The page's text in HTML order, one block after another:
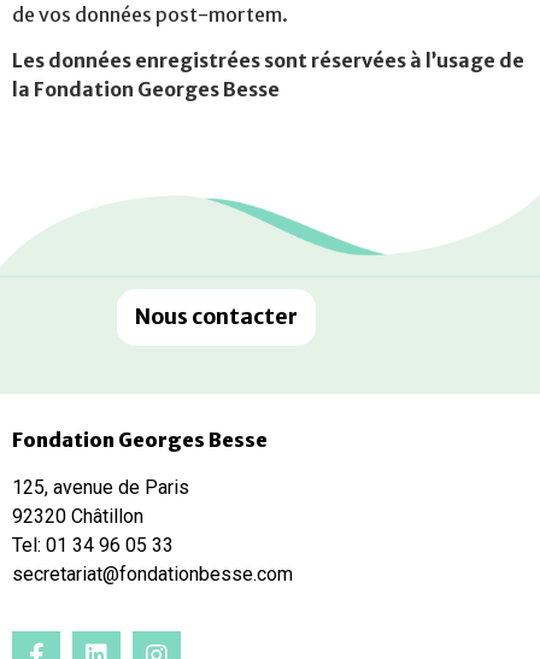
de vos données post-mortem.
Les données enregistrées sont réservées à l’usage de
la Fondation Georges Besse
Nous contacter
Fondation Georges Besse
125, avenue de Paris
92320 Châtillon
Tel: 01 34 96 05 33
secretariat@fondationbesse.com